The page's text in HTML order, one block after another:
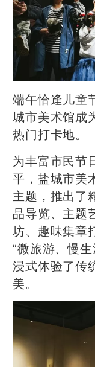
端午恰逢儿童
城市美术馆成
热门打卡地。
为丰富市民节
平，盐城市美
主题，推出了
品导览、主题
坊、趣味集章
“微旅游、慢
浸式体验了传
美。